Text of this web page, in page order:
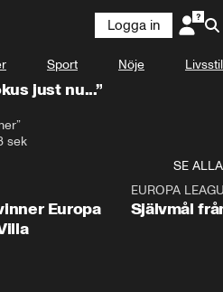
Logga in
Sport Nöje Livsstil
just nu...”
sek
SE ALLA
Europa
EUROPA
Självmål